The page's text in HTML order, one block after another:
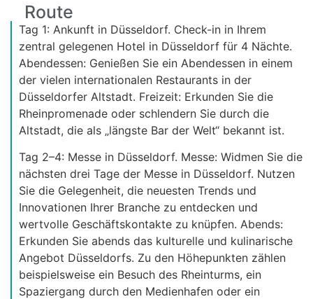
Route
Tag 1: Ankunft in Düsseldorf. Check-in in Ihrem
zentral gelegenen Hotel in Düsseldorf für 4 Nächte.
Abendessen: Genießen Sie ein Abendessen in einem
der vielen internationalen Restaurants in der
Düsseldorfer Altstadt. Freizeit: Erkunden Sie die
Rheinpromenade oder schlendern Sie durch die
Altstadt, die als „längste Bar der Welt“ bekannt ist.
Tag 2–4: Messe in Düsseldorf. Messe: Widmen Sie die
nächsten drei Tage der Messe in Düsseldorf. Nutzen
Sie die Gelegenheit, die neuesten Trends und
Innovationen Ihrer Branche zu entdecken und
wertvolle Geschäftskontakte zu knüpfen. Abends:
Erkunden Sie abends das kulturelle und kulinarische
Angebot Düsseldorfs. Zu den Höhepunkten zählen
beispielsweise ein Besuch des Rheinturms, ein
Spaziergang durch den Medienhafen oder ein